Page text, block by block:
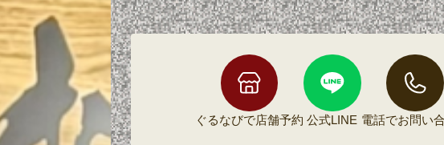
ぐるなびで店舗予約 公式LINE 電話でお問い